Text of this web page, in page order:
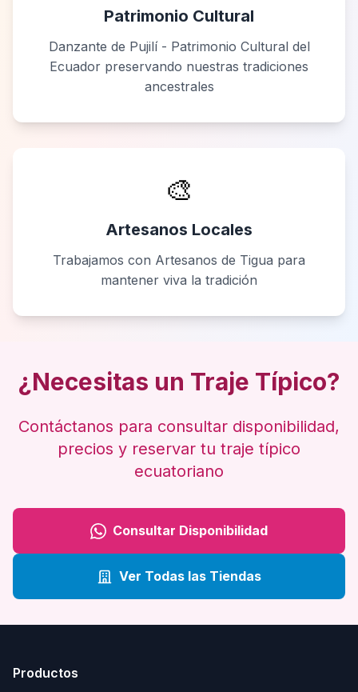
Patrimonio Cultural
Danzante de Pujilí - Patrimonio Cultural del
Ecuador preservando nuestras tradiciones
ancestrales
🎨
Artesanos Locales
Trabajamos con Artesanos de Tigua para
mantener viva la tradición
¿Necesitas un Traje Típico?
Contáctanos para consultar disponibilidad,
precios y reservar tu traje típico
ecuatoriano
Consultar Disponibilidad
Ver Todas las Tiendas
Productos